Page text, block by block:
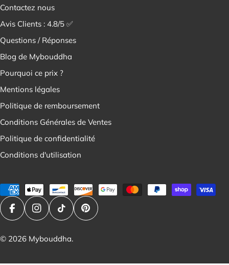
Contactez nous
Avis Clients : 4.8/5 ✅
Questions / Réponses
Blog de Mybouddha
Pourquoi ce prix ?
Mentions légales
Politique de remboursement
Conditions Générales de Ventes
Politique de confidentialité
Conditions d'utilisation
Modes
de
paiement
FacebookInstagramTik TokPinterest
© 2026 Mybouddha.